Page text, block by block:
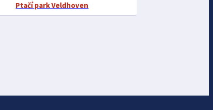
Ptačí park Veldhoven